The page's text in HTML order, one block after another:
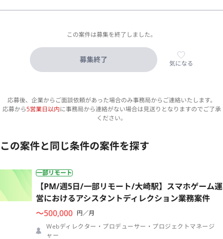
この案件は募集を終了しました。
募集終了 気になる
応募後、企業からご面談依頼があった場合のみ事務局からご連絡いたします。
応募から5営業日以内に事務局から連絡がない場合は見送りとなりますのでご了承
ください。
この案件と同じ条件の案件を探す
一部リモート
【PM/週5日/一部リモート/大崎駅】スマホゲーム運
営におけるアシスタントディレクション業務案件
〜500,000 円／月
Webディレクター・プロデューサー・プロジェクトマネージ
ャー